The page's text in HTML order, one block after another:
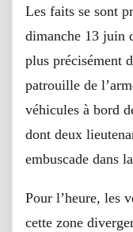
Les faits se sont
dimanche 13 juin
plus précisément
patrouille de
véhicules à bord
dont deux
embuscade dans
Pour l’heure, les
cette zone